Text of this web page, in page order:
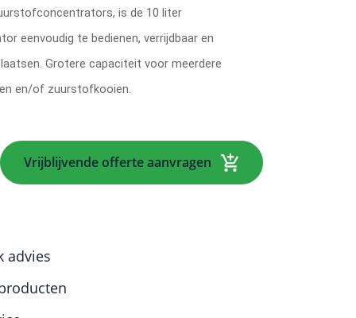
is de 10 liter
eenvoudig te bedienen, verrijdbaar en
Grotere capaciteit voor meerdere
en/of zuurstofkooien.
Vrijblijvende offerte aanvragen
advies